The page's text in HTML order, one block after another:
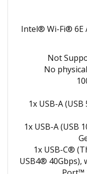
Intel® Wi-Fi® 6E
No
1x USB-A
1x USB-A (USB
1x USB-C®
USB4® 40Gbps),